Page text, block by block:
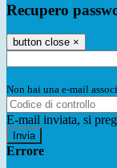
Recupero
button close ×
Non hai una e-mail
E-mail inviata, si
Errore